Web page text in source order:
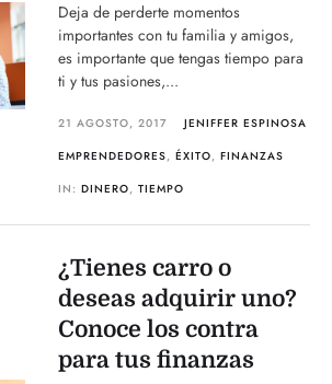
Deja de perderte momentos
importantes con tu familia y amigos,
es importante que tengas tiempo para
ti y tus pasiones,...
21 AGOSTO, 2017
JENIFFER ESPINOSA
EMPRENDEDORES,ÉXITO,FINANZAS
IN:DINERO,TIEMPO
¿Tienes carro o
deseas adquirir uno?
Conoce los contra
para tus finanzas